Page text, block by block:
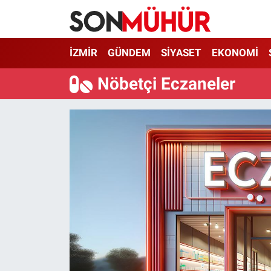
İZMİR GÜNDEM SİYASET EKONOMİ
Nöbetçi Eczaneler
İzmir Nöbetçi Eczaneler
İzmir Hava Durumu
İzmir Namaz Vakitleri
İzmir Trafik Yoğunluk Haritası
Süper Lig Puan Durumu ve Fikstür
Son Dakika Haberleri
Haber Arşivi